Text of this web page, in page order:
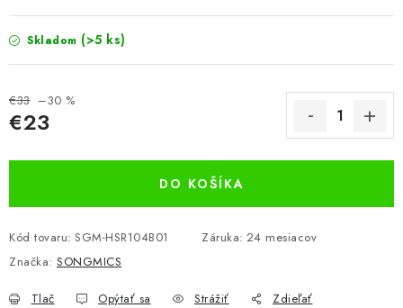
Skladom (>5 ks)
€33 –30 %
€23
DO KOŠÍKA
Kód tovaru: SGM-HSR104B01 Záruka: 24 mesiacov
Značka: SONGMICS
Tlač Opýtať sa Strážiť Zdieľať